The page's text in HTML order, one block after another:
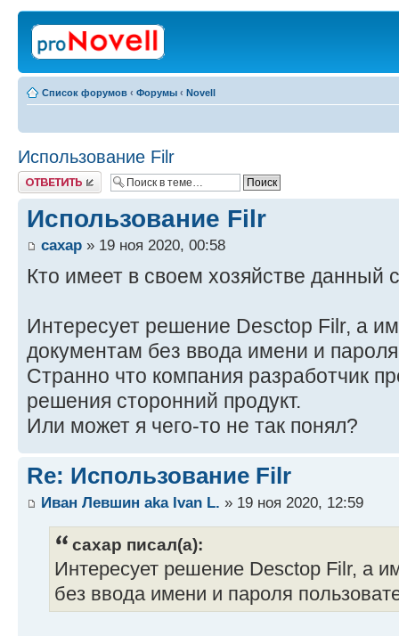
Список форумов ‹ Форумы ‹ Novell
Использование Filr
Ответить
Использование Filr
caxap » 19 ноя 2020, 00:58
Кто имеет в своем хозяйстве данный
Интересует решение Desctop Filr, а
документам без ввода имени и
Странно что компания разработчик
решения сторонний продукт.
Или может я чего-то не так понял?
Re: Использование Filr
Иван Левшин aka Ivan L. » 19 ноя 2020, 12:59
caxap писал(а):
Интересует решение Desctop Filr, а
без ввода имени и пароля